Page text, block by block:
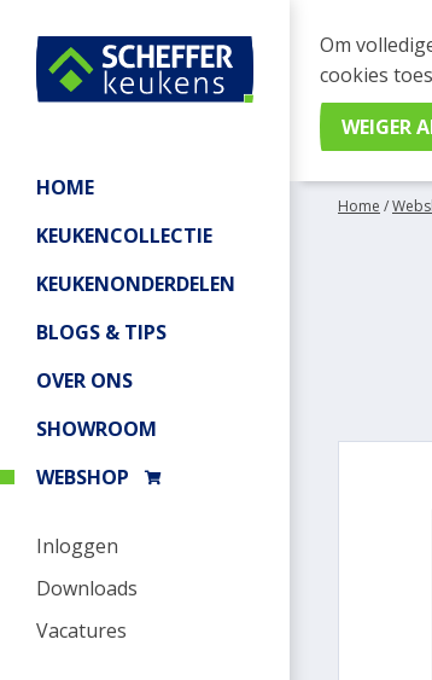
HOME
KEUKENCOLLECTIE
KEUKENONDERDELEN
BLOGS & TIPS
OVER ONS
SHOWROOM
WEBSHOP
Inloggen
Downloads
Vacatures
Je kan
Home /
Om
cookies